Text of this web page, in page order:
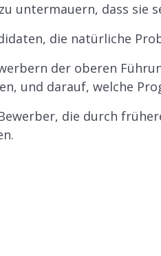
untermauern, dass sie
die natürliche
der oberen
und darauf, welche
die durch